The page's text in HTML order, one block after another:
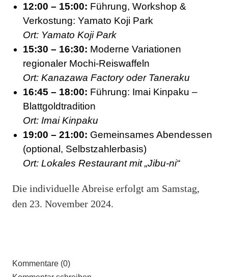
12:00 – 15:00: Führung, Workshop &
Verkostung: Yamato Koji Park
Ort: Yamato Koji Park
15:30 – 16:30: Moderne Variationen
regionaler Mochi-Reiswaffeln
Ort: Kanazawa Factory oder Taneraku
16:45 – 18:00: Führung: Imai Kinpaku –
Blattgoldtradition
Ort: Imai Kinpaku
19:00 – 21:00: Gemeinsames Abendessen
(optional, Selbstzahlerbasis)
Ort: Lokales Restaurant mit „Jibu-ni“
Die individuelle Abreise erfolgt am Samstag,
den 23. November 2024.
Kommentare (0)